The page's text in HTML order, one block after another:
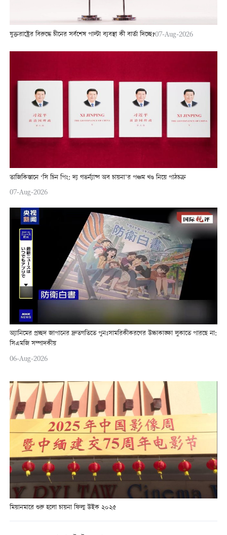
যুক্তরাষ্ট্রের বিরুদ্ধে চীনের সর্বশেষ পাল্টা ব্যবস্থা কী বার্তা দিচ্ছে?07-Aug-2026
তাজিকিস্তানে ‘সি চিন পিং: দ্য গভর্ন্যান্স অব চায়না’র পঞ্চম খণ্ড নিয়ে পাঠচক্র
07-Aug-2026
অ্যানিমের প্রচ্ছদ জাপানের দ্রুতগতিতে পুনঃসামরিকীকরণের উচ্চাকাঙ্ক্ষা লুকাতে পারছে না:
সিএমজি সম্পাদকীয়
06-Aug-2026
মিয়ানমারে শুরু হলো চায়না ফিল্ম উইক ২০২৫